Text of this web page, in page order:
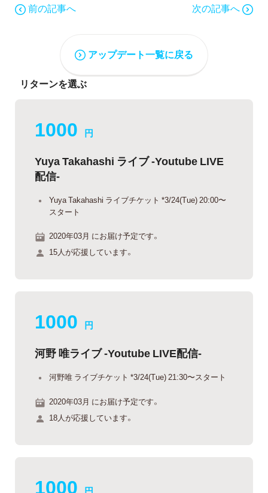
前の記事へ 次の記事へ
アップデート一覧に戻る
リターンを選ぶ
1000 円
Yuya Takahashi ライブ -Youtube LIVE
配信-
Yuya Takahashi ライブチケット *3/24(Tue) 20:00〜
スタート
2020年03月 にお届け予定です。
15人が応援しています。
1000 円
河野 唯ライブ -Youtube LIVE配信-
河野唯 ライブチケット *3/24(Tue) 21:30〜スタート
2020年03月 にお届け予定です。
18人が応援しています。
1000